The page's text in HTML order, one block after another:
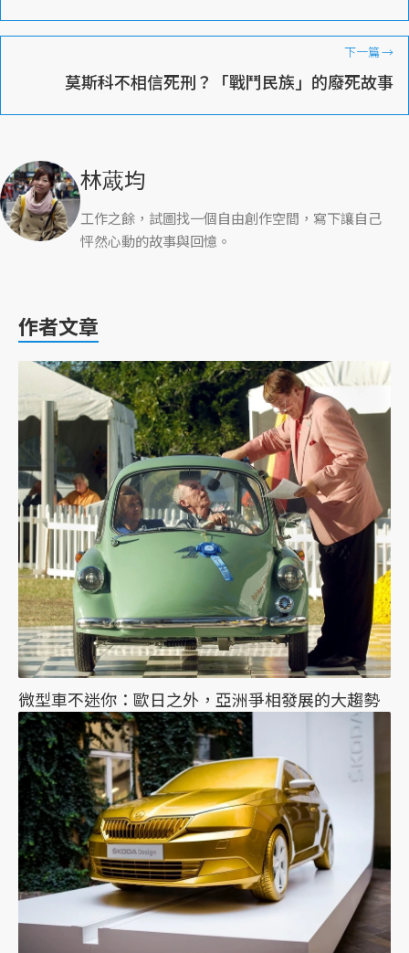
下一篇→
莫斯科不相信死刑？「戰鬥民族」的廢死故事
林蒧均
工作之餘，試圖找一個自由創作空間，寫下讓自己
怦然心動的故事與回憶。
作者文章
微型車不迷你：歐日之外，亞洲爭相發展的大趨勢